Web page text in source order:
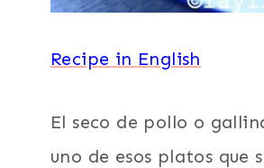
Recipe in English
El seco de pollo o
uno de esos platos que